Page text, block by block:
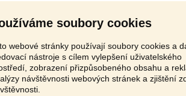
soubory cookies
webové stránky používají soubory cookies a
nástroje s cílem vylepšení uživatelského
zobrazení přizpůsobeného obsahu a
návštěvnosti webových stránek a zjištění
Bazar Nářadí
,Kontakt, Reklama, Podmínky, Ochrana údajů
celkem:123783, za 24 hodin:3632
výrazy
Slovensko ,Polsko Rakousko